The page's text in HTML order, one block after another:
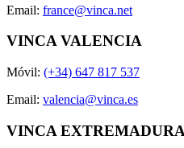
Email: france@vinca.net
VINCA VALENCIA
Móvil: (+34) 647 817 537
Email: valencia@vinca.es
VINCA EXTREMADURA